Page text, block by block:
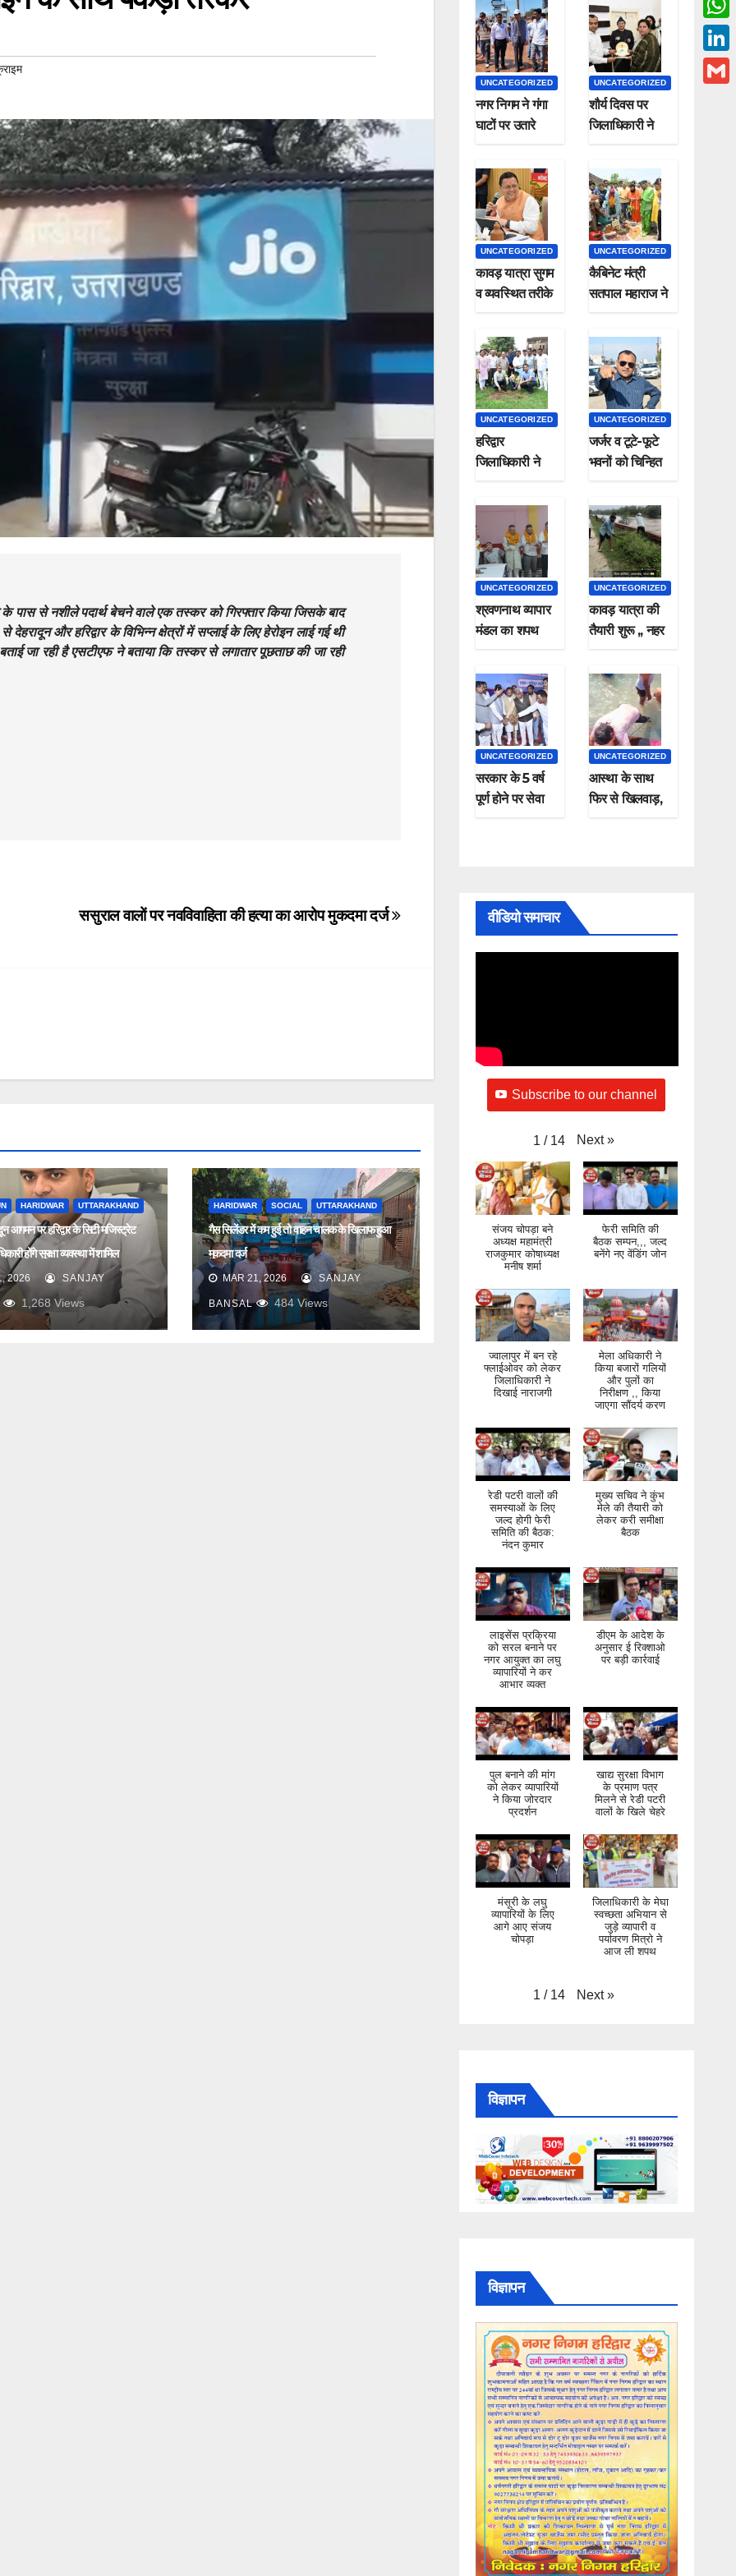
पास से नशीले पदार्थ बेचने वाले एक तस्कर को गिरफ्तार किया जिसके बाद
और हरिद्वार के विभिन्न क्षेत्रों में सप्लाई के लिए हेरोइन लाई गई थी
जा रही है एसटीएफ ने बताया कि तस्कर से लगातार पूछताछ की जा रही
ससुराल वालों पर नवविवाहिता की हत्या का आरोप मुकदमा दर्ज
HARIDWAR UTTARAKHAND
आगमन पर हरिद्वार के सिटी मजिस्ट्रेट
होंगे सुरक्षा व्यवस्था में शामिल
2026 SANJAY
1,268 Views
HARIDWAR SOCIAL UTTARAKHAND
गैस सिलेंडर में कम हुई तो वाहन चालक के खिलाफ हुआ
मुकदमा दर्ज
MAR 21, 2026 SANJAY
BANSAL 484Views
UNCATEGORIZED
नगर निगम ने गंगा
घाटों पर उतारे
UNCATEGORIZED
शौर्य दिवस पर
जिलाधिकारी ने
वालों को किया
सम्मानित
UNCATEGORIZED
कावड़ यात्रा सुगम
व व्यवस्थित तरीके
UNCATEGORIZED
कैबिनेट मंत्री
सतपाल महाराज ने
पौधा मनाया हरेला
पर्व
UNCATEGORIZED
हरिद्वार
जिलाधिकारी ने
मनाया हरेला पर्व
UNCATEGORIZED
जर्जर व टूटे-फूटे
भवनों को चिन्हित
जिलाधिकारी ने दिए
निर्देश*
UNCATEGORIZED
श्रवणनाथ व्यापार
मंडल का शपथ
UNCATEGORIZED
कावड़ यात्रा की
तैयारी शुरू ,, नहर
सफाई कार्य
UNCATEGORIZED
सरकार के 5 वर्ष
पूर्ण होने पर सेवा
UNCATEGORIZED
आस्था के साथ
फिर से खिलवाड़,
वीडियो समाचार
Subscribe to our channel
1 / 14 Next »
संजय चोपड़ा बने
अध्यक्ष महामंत्री
राजकुमार कोषाध्यक्ष
मनीष शर्मा
फेरी समिति की
बैठक सम्पन,,, जल्द
बनेंगे नए वेंडिंग जोन
ज्वालापुर में बन रहे
फ्लाईओवर को लेकर
जिलाधिकारी ने
दिखाई नाराजगी
मेला अधिकारी ने
किया बजारों गलियों
और पुलों का
निरीक्षण ,, किया
जाएगा सौंदर्य करण
रेडी पटरी वालों की
समस्याओं के लिए
जल्द होगी फेरी
समिति की बैठक:
नंदन कुमार
मुख्य सचिव ने कुंभ
मेले की तैयारी को
लेकर करी समीक्षा
बैठक
लाइसेंस प्रक्रिया
को सरल बनाने पर
नगर आयुक्त का लघु
व्यापारियों ने कर
आभार व्यक्त
डीएम के आदेश के
अनुसार ई रिक्शाओ
पर बड़ी कार्रवाई
पुल बनाने की मांग
को लेकर व्यापारियों
ने किया जोरदार
प्रदर्शन
खाद्य सुरक्षा विभाग
के प्रमाण पत्र
मिलने से रेडी पटरी
वालों के खिले चेहरे
मंसूरी के लघु
व्यापारियों के लिए
आगे आए संजय
चोपड़ा
जिलाधिकारी के मेघा
स्वच्छता अभियान से
जुड़े व्यापारी व
पर्यावरण मित्रो ने
आज ली शपथ
1 / 14 Next »
विज्ञापन
विज्ञापन
c
e
b
w
i
W
h
a
L